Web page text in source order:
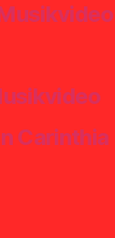
Carinthia